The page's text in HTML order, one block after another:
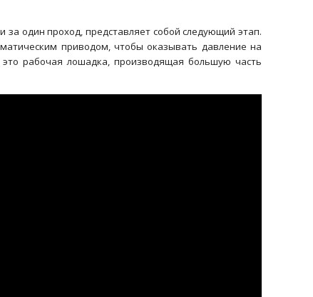
один проход, представляет собой следующий этап.
приводом, чтобы оказывать давление на
рабочая лошадка, производящая большую часть